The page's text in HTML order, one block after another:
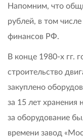
Напомним, что
рублей, в том
финансов РФ.
В конце 1980-х гг.
строительство
закуплено
за 15 лет хранения
за оборудование
времени завод